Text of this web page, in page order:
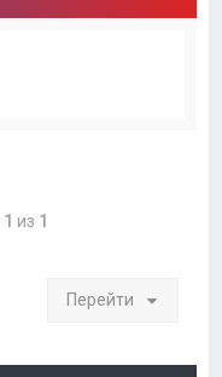
1 из 1
Перейти